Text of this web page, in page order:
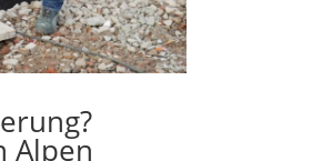
Alpen